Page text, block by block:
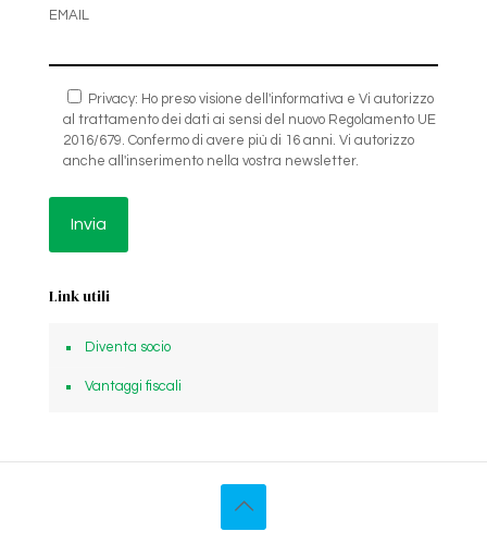
EMAIL
Privacy: Ho preso visione dell'informativa e Vi autorizzo
al trattamento dei dati ai sensi del nuovo Regolamento UE
2016/679. Confermo di avere più di 16 anni. Vi autorizzo
anche all'inserimento nella vostra newsletter.
Link utili
Diventa socio
Vantaggi fiscali